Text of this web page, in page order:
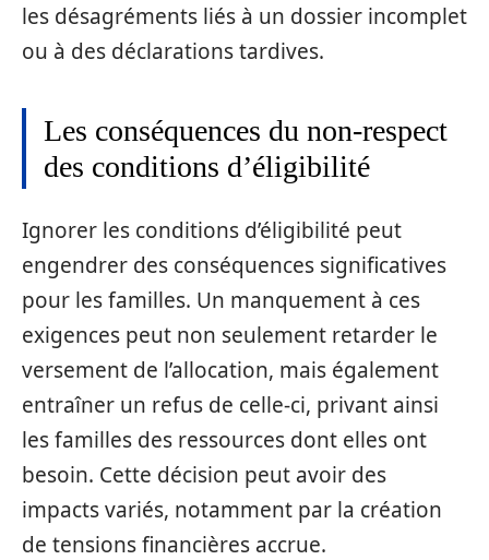
les désagréments liés à un dossier incomplet
ou à des déclarations tardives.
Les conséquences du non-respect
des conditions d’éligibilité
Ignorer les conditions d’éligibilité peut
engendrer des conséquences significatives
pour les familles. Un manquement à ces
exigences peut non seulement retarder le
versement de l’allocation, mais également
entraîner un refus de celle-ci, privant ainsi
les familles des ressources dont elles ont
besoin. Cette décision peut avoir des
impacts variés, notamment par la création
de tensions financières accrue.